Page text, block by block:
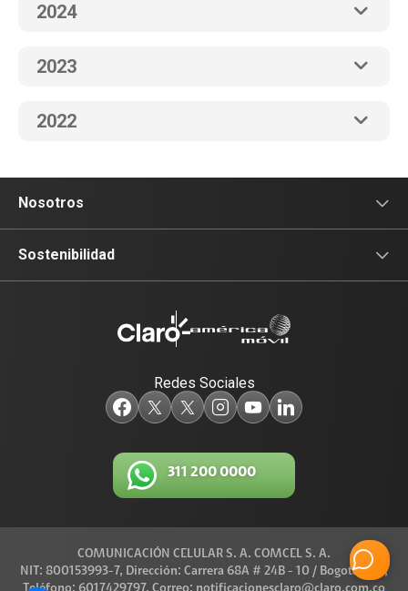
2024
2023
2022
Nosotros
Sala de prensa
Legal y regulatorio
Sostenibilidad
Red de Voluntarios
Diversidad, Equidad e Inclusión
Conexiones
Redes Sociales
311 200 0000
COMUNICACIÓN CELULAR S. A. COMCEL S. A.
NIT: 800153993-7, Dirección: Carrera 68A # 24B - 10 / Bogotá D.C.,